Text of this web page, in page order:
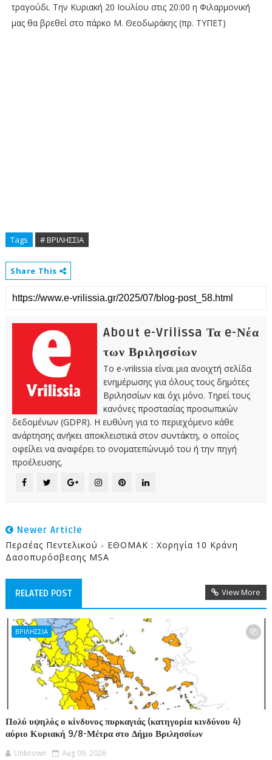
τραγούδι. Την Κυριακή 20 Ιουλίου στις 20:00 η Φιλαρμονική
μας θα βρεθεί στο πάρκο Μ. Θεοδωράκης (πρ. ΤΥΠΕΤ)
Tags # ΒΡΙΛΗΣΣΙΑ
Share This
About e-Vrilissa Τα e-Νέα
των Βριλησσίων
Το e-vrilissia είναι μια ανοιχτή σελίδα
ενημέρωσης για όλους τους δημότες
Βριλησσίων και όχι μόνο. Τηρεί τους
κανόνες προστασίας προσωπικών
δεδομένων (GDPR). Η ευθύνη για το περιεχόμενο κάθε
ανάρτησης ανήκει αποκλειστικά στον συντάκτη, ο οποίος
οφείλει να αναφέρει το ονοματεπώνυμό του ή την πηγή
προέλευσης.
Newer Article
Περσέας Πεντελικού - ΕΘΟΜΑΚ : Xορηγία 10 Κράνη
Δασοπυρόσβεσης MSA
RELATED POST View More
ΒΡΙΛΗΣΣΙΑ
Πολύ υψηλός ο κίνδυνος πυρκαγιάς (κατηγορία κινδύνου 4)
αύριο Κυριακή 9/8-Μέτρα στο Δήμο Βριλησσίων
Unknown Aug 09, 2026